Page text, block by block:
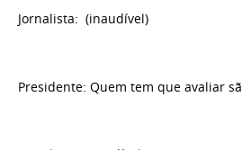
Jornalista: (inaudível)
Presidente: Quem tem que avaliar